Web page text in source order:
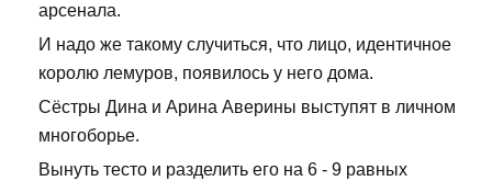
арсенала.
И надо же такому случиться, что лицо, идентичное
королю лемуров, появилось у него дома.
Сёстры Дина и Арина Аверины выступят в личном
многоборье.
Вынуть тесто и разделить его на 6 - 9 равных